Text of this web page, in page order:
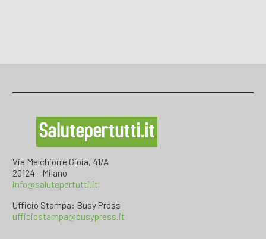
Via Melchiorre Gioia, 41/A
20124 - Milano
info@salutepertutti.it
Ufficio Stampa: Busy Press
ufficiostampa@busypress.it